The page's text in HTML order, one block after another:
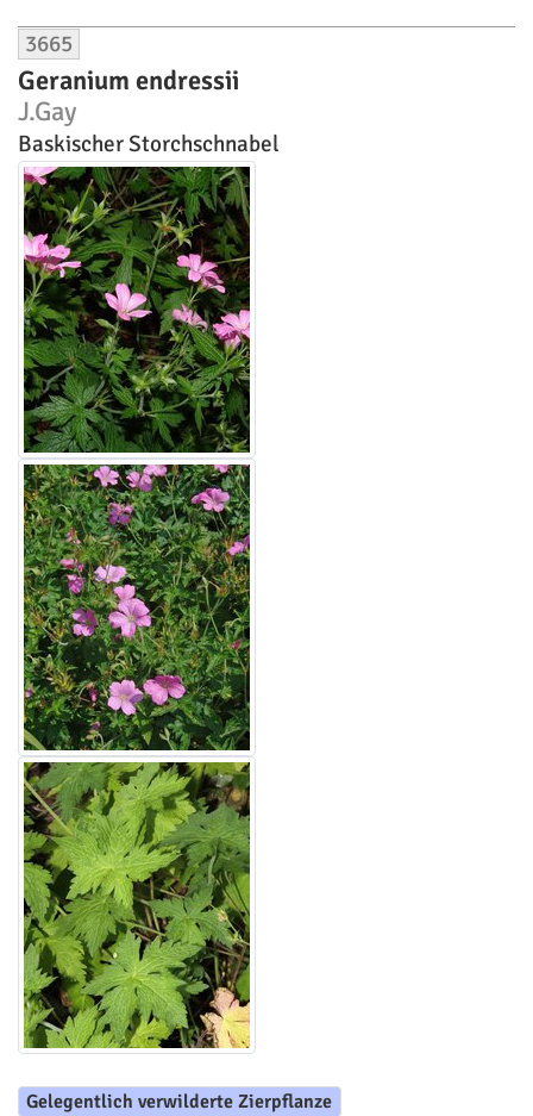
3665
Geranium endressii
J.Gay
Baskischer Storchschnabel
Gelegentlich verwilderte Zierpflanze